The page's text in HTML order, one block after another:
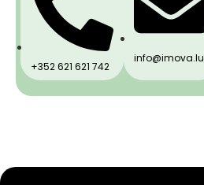
+352 621 621 742
info@imova.lu